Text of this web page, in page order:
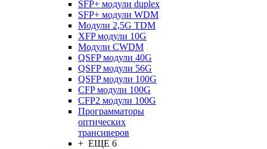
SFP+ модули duplex
SFP+ модули WDM
Модули 2,5G TDM
XFP модули 10G
Модули CWDM
QSFP модули 40G
QSFP модули 56G
QSFP модули 100G
CFP модули 100G
CFP2 модули 100G
Программаторы
оптических
трансиверов
+ ЕЩЕ 6